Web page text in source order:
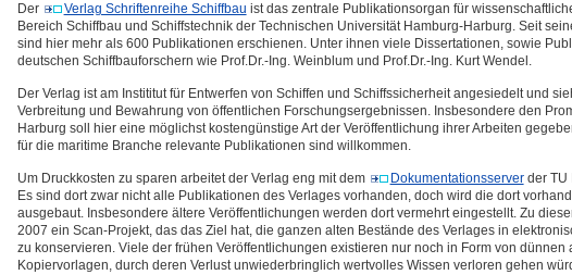
Der Verlag Schriftenreihe Schiffbau ist das zentrale Publikationsorgan für
Bereich Schiffbau und Schiffstechnik der Technischen Universität Hamburg-Harburg. Seit
sind hier mehr als 600 Publikationen erschienen. Unter ihnen viele Dissertationen, sowie
deutschen Schiffbauforschern wie Prof.Dr.-Ing. Weinblum und Prof.Dr.-Ing. Kurt Wendel.
Der Verlag ist am Instititut für Entwerfen von Schiffen und Schiffssicherheit angesiedelt und
Verbreitung und Bewahrung von öffentlichen Forschungsergebnissen. Insbesondere den
Harburg soll hier eine möglichst kostengünstige Art der Veröffentlichung ihrer Arbeiten
für die maritime Branche relevante Publikationen sind willkommen.
Um Druckkosten zu sparen arbeitet der Verlag eng mit dem Dokumentationsserverder TU
Es sind dort zwar nicht alle Publikationen des Verlages vorhanden, doch wird die dort
ausgebaut. Insbesondere ältere Veröffentlichungen werden dort vermehrt eingestellt. Zu
2007 ein Scan-Projekt, das das Ziel hat, die ganzen alten Bestände des Verlages in
zu konservieren. Viele der frühen Veröffentlichungen existieren nur noch in Form von dünnen
Kopiervorlagen, durch deren Verlust unwiederbringlich wertvolles Wissen verloren gehen